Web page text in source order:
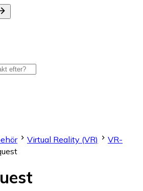
Virtual Reality (VR)
VR-